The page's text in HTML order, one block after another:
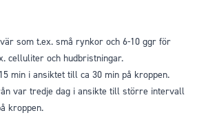
som t.ex. små rynkor och 6-10 ggr för
celluliter och hudbristningar.
min i ansiktet till ca 30 min på kroppen.
var tredje dag i ansikte till större intervall
kroppen.